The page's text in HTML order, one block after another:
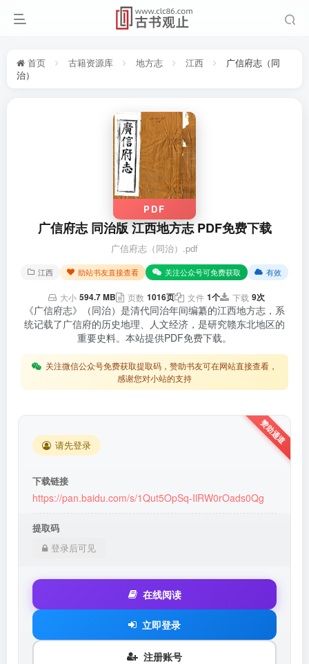
首页 古籍资源库 地方志 江西
广信府志（同
治）
PDF
广信府志 同治版 江西地方志 PDF免费下载
广信府志（同治）.pdf
江西 助站书友直接查看 关注公众号可免费获取 有效
大小 594.7 MB 页数 1016页 文件 1个 下载 9次
《广信府志》（同治）是清代同治年间编纂的江西地方志，系
统记载了广信府的历史地理、人文经济，是研究赣东北地区的
重要史料。本站提供PDF免费下载。
关注微信公众号免费获取提取码，赞助书友可在网站直接查看，
感谢您对小站的支持
请先登录
下载链接
https://pan.baidu.com/s/1Qut5OpSq-IlRW0rOads0Qg
提取码
登录后可见
在线阅读
立即登录
注册账号